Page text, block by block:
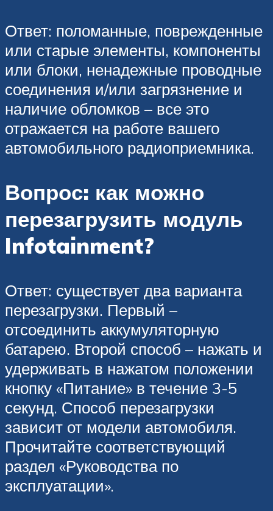
Ответ: поломанные, поврежденные
или старые элементы, компоненты
или блоки, ненадежные проводные
соединения и/или загрязнение и
наличие обломков – все это
отражается на работе вашего
автомобильного радиоприемника.
Вопрос: как можно
перезагрузить модуль
Infotainment?
Ответ: существует два варианта
перезагрузки. Первый –
отсоединить аккумуляторную
батарею. Второй способ – нажать и
удерживать в нажатом положении
кнопку «Питание» в течение 3-5
секунд. Способ перезагрузки
зависит от модели автомобиля.
Прочитайте соответствующий
раздел «Руководства по
эксплуатации».